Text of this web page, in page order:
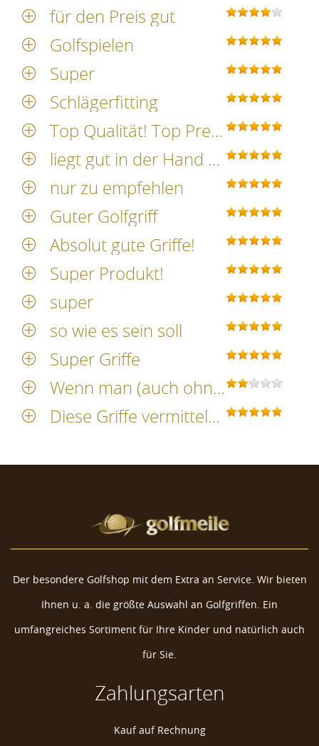
für den Preis gut
Golfspielen
Super
Schlägerfitting
Top Qualität! Top Preis!
liegt gut in der Hand und vermittelt ein angenehmes Gefühl
nur zu empfehlen
Guter Golfgriff
Absolut gute Griffe!
Super Produkt!
super
so wie es sein soll
Super Griffe
Wenn man (auch ohne Handschuh) bei trockenem Wetter spielt, ist der Griff okay
Diese Griffe vermitteln ein sicheres Gefühl und bieten besten Halt
Der besondere Golfshop mit dem Extra an Service. Wir bieten
Ihnen u. a. die größte Auswahl an Golfgriffen. Ein
umfangreiches Sortiment für Ihre Kinder und natürlich auch
für Sie.
Zahlungsarten
Kauf auf Rechnung